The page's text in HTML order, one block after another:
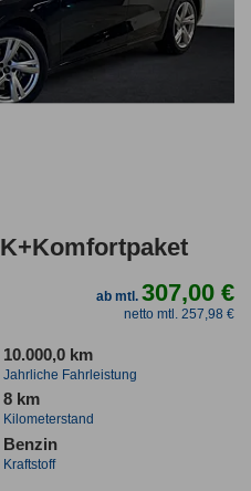
ab mtl.307,00 €
netto mtl. 257,98 €
10.000,0 km
Jahrliche Fahrleistung
8 km
Kilometerstand
Benzin
Kraftstoff